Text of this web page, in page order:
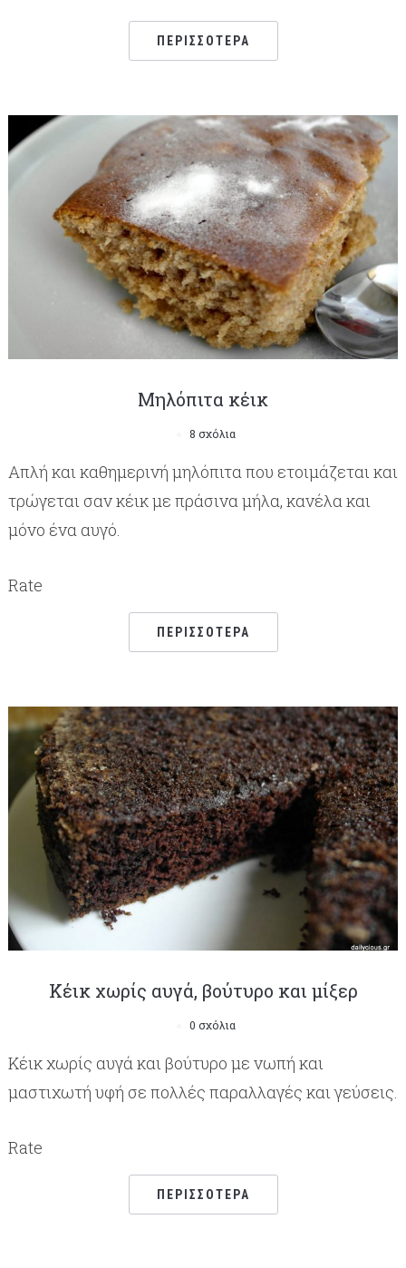
ΠΕΡΙΣΣΌΤΕΡΑ
Μηλόπιτα κέικ
8 σχόλια
Απλή και καθημερινή μηλόπιτα που ετοιμάζεται και
τρώγεται σαν κέικ με πράσινα μήλα, κανέλα και
μόνο ένα αυγό.
Rate
ΠΕΡΙΣΣΌΤΕΡΑ
Κέικ χωρίς αυγά, βούτυρο και μίξερ
0 σχόλια
Κέικ χωρίς αυγά και βούτυρο με νωπή και
μαστιχωτή υφή σε πολλές παραλλαγές και γεύσεις.
Rate
ΠΕΡΙΣΣΌΤΕΡΑ